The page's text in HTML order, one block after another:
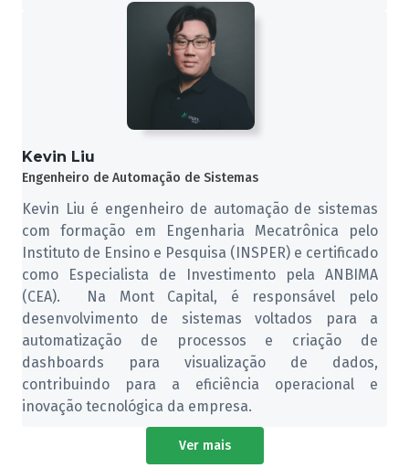
Kevin Liu
Engenheiro de Automação de Sistemas
Kevin Liu é engenheiro de automação de sistemas
com formação em Engenharia Mecatrônica pelo
Instituto de Ensino e Pesquisa (INSPER) e certificado
como Especialista de Investimento pela ANBIMA
(CEA). Na Mont Capital, é responsável pelo
desenvolvimento de sistemas voltados para a
automatização de processos e criação de
dashboards para visualização de dados,
contribuindo para a eficiência operacional e
inovação tecnológica da empresa.
Ver mais